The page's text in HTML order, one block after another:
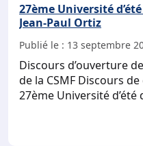
27ème Université
Jean-Paul Ortiz
Publié le : 13 septembre
Discours d’ouverture
de la CSMF Discours
27ème Université d’été